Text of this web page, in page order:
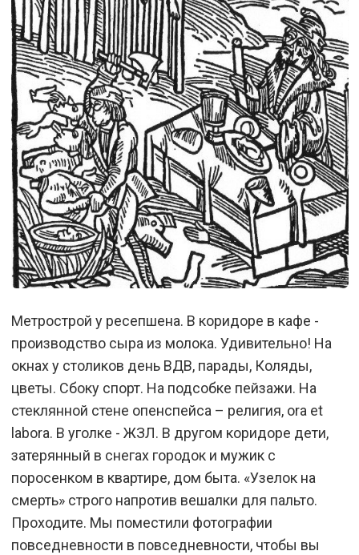
Метрострой у ресепшена. В коридоре в кафе -
производство сыра из молока. Удивительно! На
окнах у столиков день ВДВ, парады, Коляды,
цветы. Сбоку спорт. На подсобке пейзажи. На
стеклянной стене опенспейса – религия, оra et
labora. В уголке - ЖЗЛ. В другом коридоре дети,
затерянный в снегах городок и мужик с
поросенком в квартире, дом быта. «Узелок на
смерть» строго напротив вешалки для пальто.
Проходите. Мы поместили фотографии
повседневности в повседневности, чтобы вы